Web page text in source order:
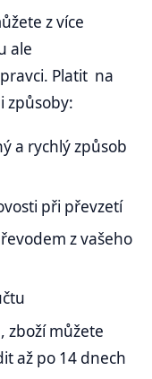
z více
ale
Platit na
způsoby:
a rychlý způsob
při převzetí
z vašeho
zboží můžete
až po 14 dnech